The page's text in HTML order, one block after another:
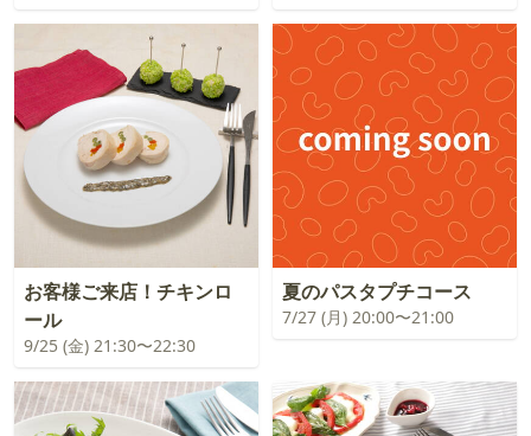
お客様ご来店！チキンロ
ール
9/25 (金) 21:30〜22:30
夏のパスタプチコース
7/27 (月) 20:00〜21:00